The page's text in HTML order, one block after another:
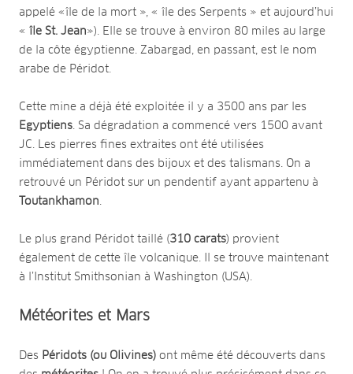
appelé «île de la mort », « île des Serpents » et aujourd’hui
« île St. Jean»). Elle se trouve à environ 80 miles au large
de la côte égyptienne. Zabargad, en passant, est le nom
arabe de Péridot.
Cette mine a déjà été exploitée il y a 3500 ans par les
Egyptiens . Sa dégradation a commencé vers 1500 avant
JC. Les pierres fines extraites ont été utilisées
immédiatement dans des bijoux et des talismans. On a
retrouvé un Péridot sur un pendentif ayant appartenu à
Toutankhamon
Le plus grand Péridot taillé (310 carats) provient
également de cette île volcanique. Il se trouve maintenant
à l’Institut Smithsonian à Washington (USA).
Météorites et Mars
Des Péridots (ou Olivines) ont même été découverts dans